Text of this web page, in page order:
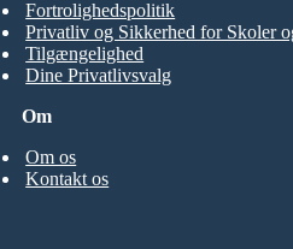
Om
Om os
Kontakt os
Fortrolighedspolitik
Privatliv og Sikkerhed for Skoler
Tilgængelighed
Dine Privatlivsvalg